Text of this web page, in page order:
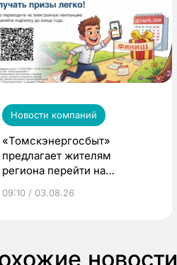
Новости компаний
«Томскэнергосбыт»
предлагает жителям
региона перейти на
выиграть призы
09:10 / 03.08.26
новости